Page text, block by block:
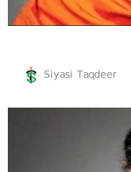
Siyasi Taqdeer